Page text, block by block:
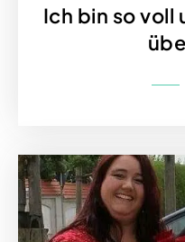
Ich bin so voll